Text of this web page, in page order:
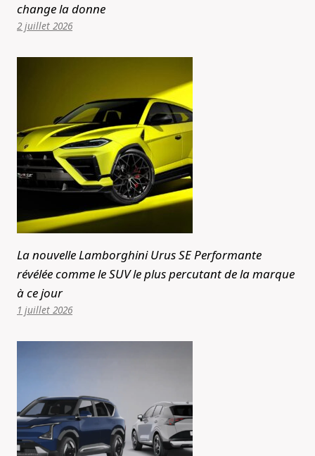
change la donne
2 juillet 2026
La nouvelle Lamborghini Urus SE Performante
révélée comme le SUV le plus percutant de la marque
à ce jour
1 juillet 2026